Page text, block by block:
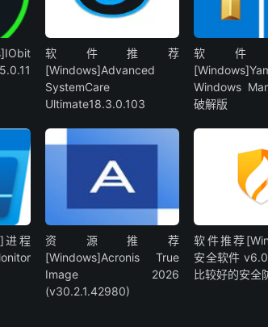
软件推荐
[Windows]Advanced
SystemCare
Ultimate18.3.0.103
软件
Windows
破解版
进程
资源推荐
[Windows]Acronis True
Image 2026
(v30.2.1.42980)
软件推荐
安全软件
比较好的安全